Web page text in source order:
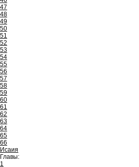
47
48
49
50
51
52
53
54
55
56
57
58
59
60
61
62
63
64
65
66
Исаия
Главы:
1